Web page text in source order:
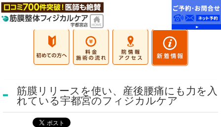
筋膜リリースを使い、産後腰痛にも力を入
れている宇都宮のフィジカルケア